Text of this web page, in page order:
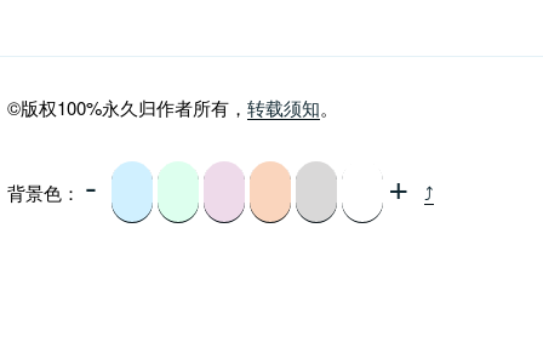
©版权100%永久归作者所有， 转载须知。
背景色： - + ⤴